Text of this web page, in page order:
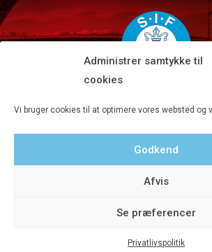
Administrer samtykke til
cookies
Vi bruger cookies til at optimere vores websted og
Godkend
Afvis
Se præferencer
Privatlivspolitik
Tlf 8680 4477 · Fax 8680 4647 · Kontortid
© 2020 Silkeborg IF A/S - Designet af Aveo -